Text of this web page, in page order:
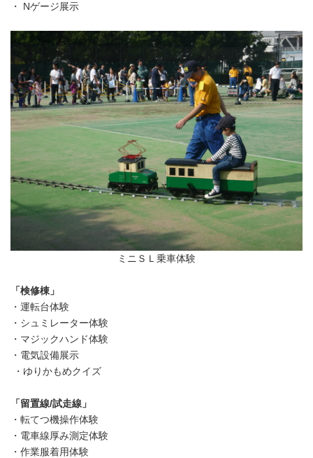
・ Nゲージ展示
ミニＳＬ乗車体験
「検修棟」
・運転台体験
・シュミレーター体験
・マジックハンド体験
・電気設備展示
・ゆりかもめクイズ
「留置線/試走線」
・転てつ機操作体験
・電車線厚み測定体験
・作業服着用体験